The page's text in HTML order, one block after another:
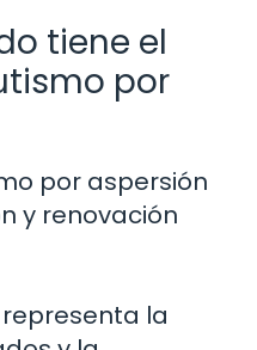
tiene el
por
por aspersión
y renovación
la